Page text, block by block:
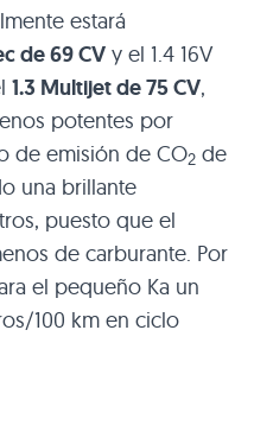
estará
de 69 CV y el 1.4 16V
1.3 Multijet de 75 CV,
potentes por
de emisión de CO2 de
una brillante
puesto que el
de carburante. Por
el pequeño Ka un
100 km en ciclo